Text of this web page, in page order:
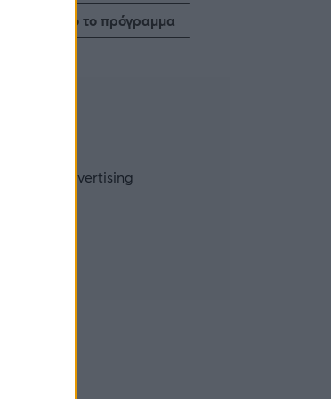
Δείτε όλο το πρόγραμμα